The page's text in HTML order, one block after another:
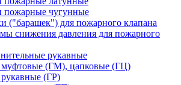
пожарные чугунные
("барашек") для пожарного клапана
снижения давления для пожарного
рукавные
муфтовые (ГМ), цапковые (ГЦ)
(ГР)